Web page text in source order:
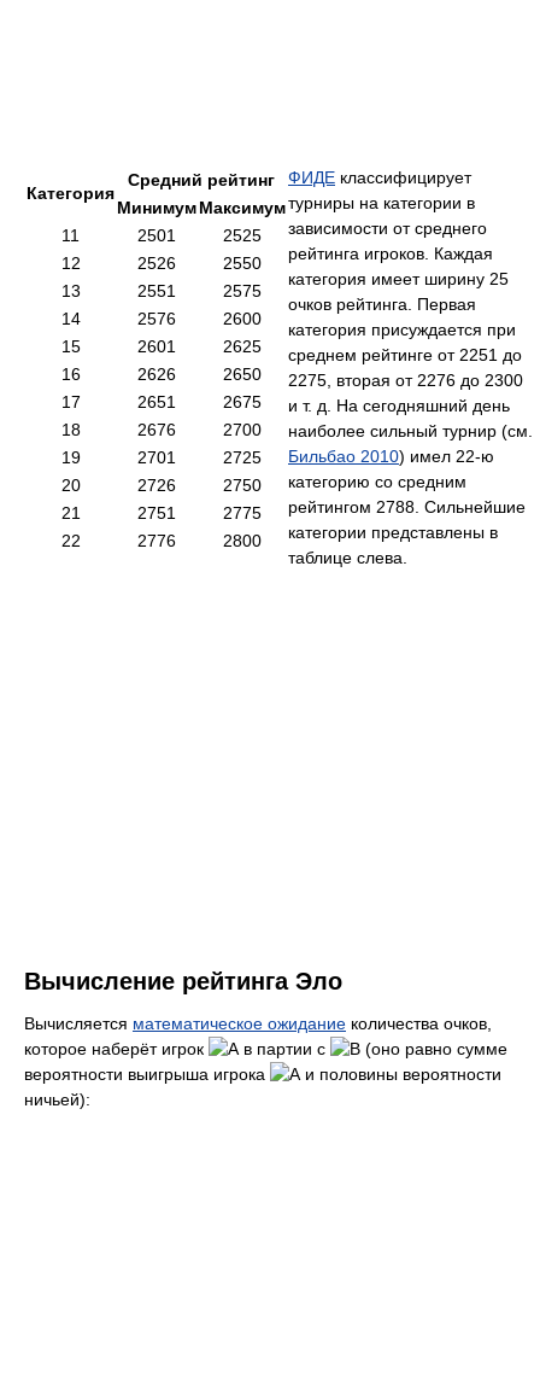
Категория
Средний рейтинг
МинимумМаксимум
11
2501
2525
12
2526
2550
13
2551
2575
14
2576
2600
15
2601
2625
16
2626
2650
17
2651
2675
18
2676
2700
19
2701
2725
20
2726
2750
21
2751
2775
22
2776 2800
ФИДЕ классифицирует
турниры на категории в
зависимости от среднего
рейтинга игроков. Каждая
категория имеет ширину 25
очков рейтинга. Первая
категория присуждается при
среднем рейтинге от 2251 до
2275, вторая от 2276 до 2300
и т. д. На сегодняшний день
наиболее сильный турнир (см.
Бильбао 2010) имел 22-ю
категорию со средним
рейтингом 2788. Сильнейшие
категории представлены в
таблице слева.
Вычисление рейтинга Эло
Вычисляется математическое ожидание количества очков,
которое наберёт игрок
в партии с
(оно равно сумме
вероятности выигрыша игрока
и половины вероятности
ничьей):